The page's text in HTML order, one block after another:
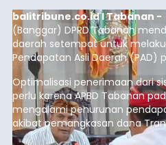
balitribune.co.id I Tabanan -
(Banggar) DPRD Tabanan
daerah setempat untuk
Pendapatan Asli Daerah (PAD)
anggaran 2027.
Optimalisasi penerimaan dari
perlu karena APBD Tabanan
mengalami penurunan
akibat pemangkasan dana
Daerah (TKD) dari pemerintah